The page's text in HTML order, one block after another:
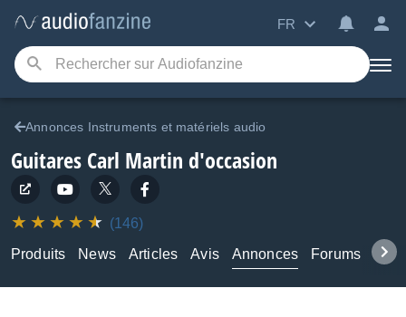
FR
Annonces Instruments et matériels audio
Guitares Carl Martin d'occasion
(146)
Produits
News Articles Avis Annonces Forums